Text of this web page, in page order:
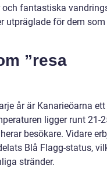
fantastiska
utpräglade för dem
”resa
år är Kanarieöarna
ligger runt 21-
besökare. Vidare
Blå Flagg-status,
stränder.